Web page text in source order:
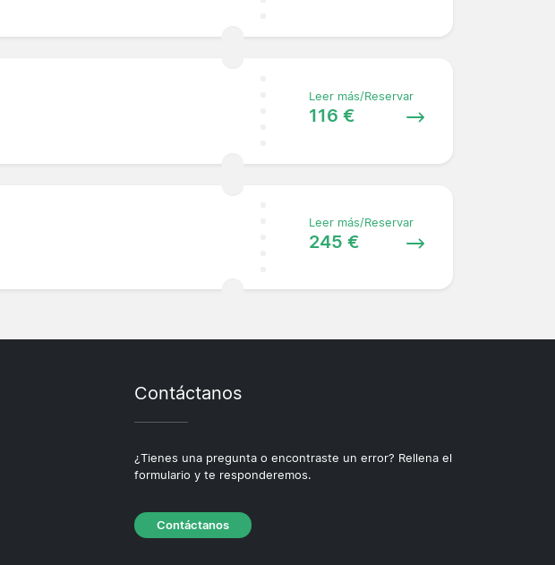
Leer más/Reservar
116 €
Leer más/Reservar
245 €
Contáctanos
¿Tienes una pregunta o encontraste un error? Rellena el
formulario y te responderemos.
Contáctanos